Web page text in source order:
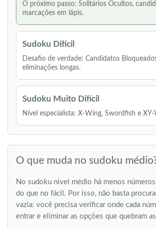
O próximo passo: Solitários Ocultos,
marcações em lápis.
Sudoku Difícil
Desafio de verdade: Candidatos
eliminações longas.
Sudoku Muito Difícil
Nível especialista: X-Wing, Swordfish e XY-
O que muda no sudoku
No sudoku nível médio há menos
do que no fácil. Por isso, não basta
vazia: você precisa verificar onde cada
entrar e eliminar as opções que quebram